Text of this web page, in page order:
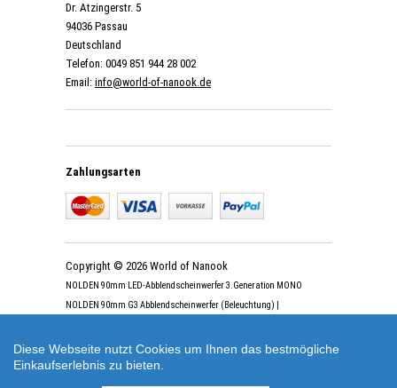
Dr. Atzingerstr. 5
94036 Passau
Deutschland
Telefon: 0049 851 944 28 002
Email: info@world-of-nanook.de
Zahlungsarten
Copyright © 2026 World of Nanook
NOLDEN 90mm LED-Abblendscheinwerfer 3.Generation MONO
NOLDEN 90mm G3 Abblendscheinwerfer (Beleuchtung) |
AGB |Datenschutz
Diese Webseite nutzt Cookies um Ihnen das bestmögliche
Einkaufserlebnis zu bieten.